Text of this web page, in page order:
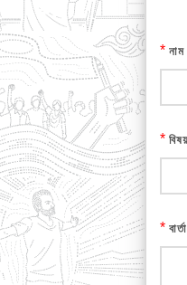
* নাম
* বিষয়
* বার্তা